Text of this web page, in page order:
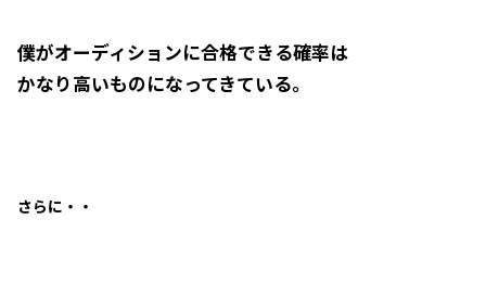
僕がオーディションに合格できる確率は
かなり高いものになってきている。
さらに・・